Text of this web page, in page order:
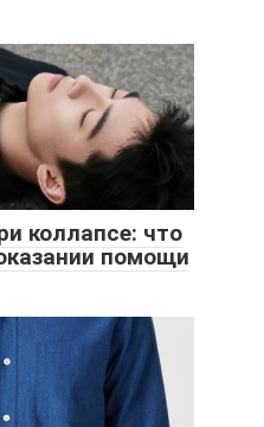
коллапсе: что
помощи